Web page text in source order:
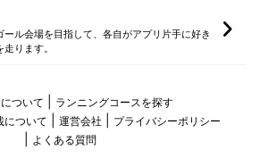
ル会場を目指して、各自がアプリ片手に好き
ります。
ついて
ランニングコースを探す
について
運営会社
プライバシーポリシー
よくある質問